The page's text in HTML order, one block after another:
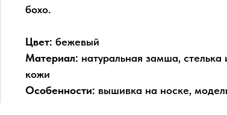
бохо.
Цвет: бежевый
Материал: натуральная замша,
кожи
Особенности: вышивка на носке,